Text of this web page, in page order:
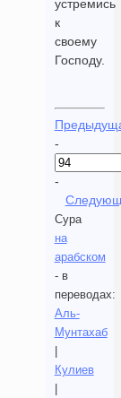
устремись
к
своему
Господу.
-
-
Сура
на
арабском
- в
переводах:
Аль-
Мунтахаб
Кулиев